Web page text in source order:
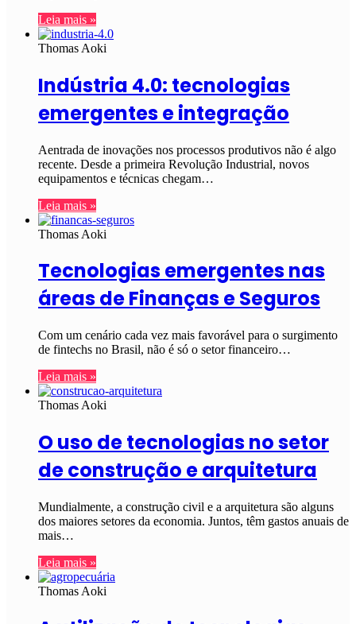
Leia mais »
Thomas Aoki
Indústria 4.0: tecnologias
emergentes e integração
Aentrada de inovações nos processos produtivos não é algo
recente. Desde a primeira Revolução Industrial, novos
equipamentos e técnicas chegam…
Leia mais »
Thomas Aoki
Tecnologias emergentes nas
áreas de Finanças e Seguros
Com um cenário cada vez mais favorável para o surgimento
de fintechs no Brasil, não é só o setor financeiro…
Leia mais »
Thomas Aoki
O uso de tecnologias no setor
de construção e arquitetura
Mundialmente, a construção civil e a arquitetura são alguns
dos maiores setores da economia. Juntos, têm gastos anuais de
mais…
Leia mais »
Thomas Aoki